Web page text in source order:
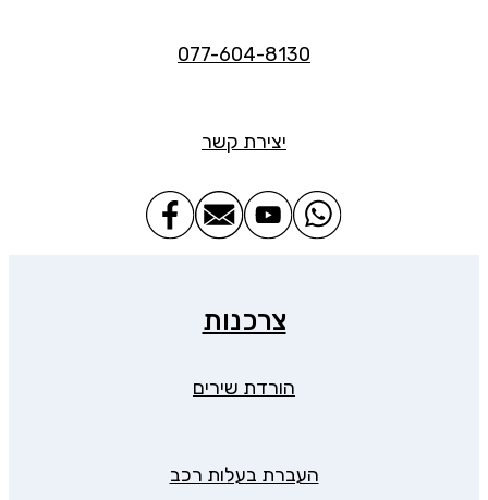
077-604-8130
יצירת קשר
צרכנות
הורדת שירים
העברת בעלות רכב